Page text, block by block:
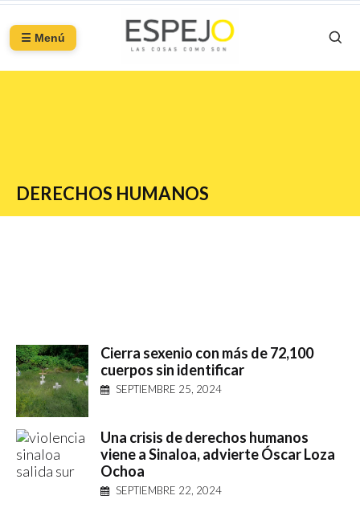
☰ Menú
DERECHOS HUMANOS
Cierra sexenio con más de 72,100
cuerpos sin identificar
SEPTIEMBRE 25, 2024
Una crisis de derechos humanos
viene a Sinaloa, advierte Óscar Loza
Ochoa
SEPTIEMBRE 22, 2024